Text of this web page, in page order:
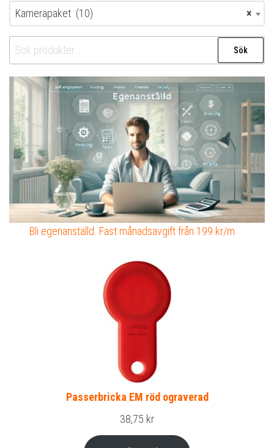
×
Kamerapaket (10)
Sök
efter:
Sök
Bli egenanställd. Fast månadsavgift från 199 kr/m
Passerbricka EM röd ograverad
38,75 kr